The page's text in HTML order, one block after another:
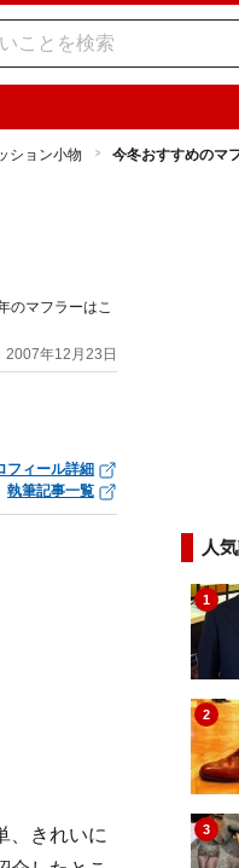
ション小物 今冬おすすめのマ
のマフラーはこ
2007年12月23日
フィール詳細
執筆記事一覧
、きれいに
人
1
2
3